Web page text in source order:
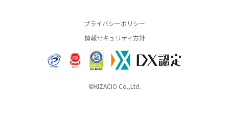
©KIZACIO Co.,Ltd.
プライバシーポリシー
情報セキュリティ方針